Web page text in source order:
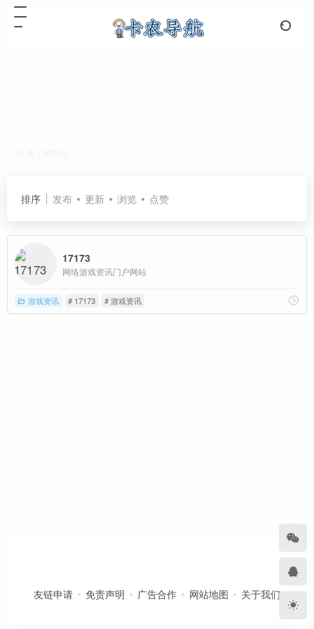
排序 发布 更新 浏览 点赞
17173
网络游戏资讯门户网站
游戏资讯 # 17173 # 游戏资讯
友链申请 免责声明 广告合作 网站地图 关于我们